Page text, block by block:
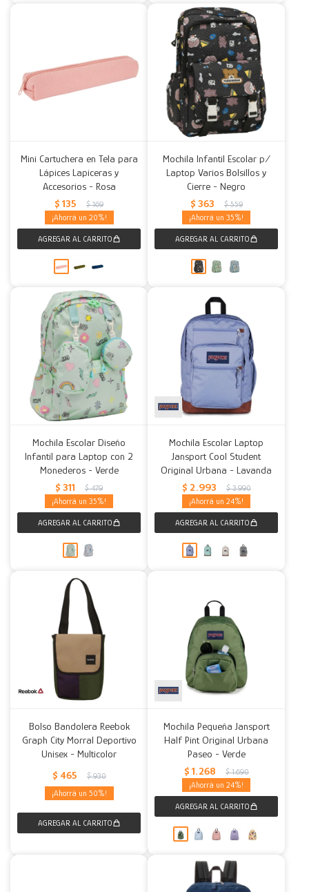
Mini Cartuchera en Tela para
Lápices Lapiceras y
Accesorios - Rosa
$ 135 $ 169
20
Mochila Infantil Escolar p/
Laptop Varios Bolsillos y
Cierre - Negro
$ 363 $ 559
35
Mochila Escolar Diseño
Infantil para Laptop con 2
Monederos - Verde
$ 311 $ 479
35
Mochila Escolar Laptop
Jansport Cool Student
Original Urbana - Lavanda
$ 2.993 $ 3.990
24
Bolso Bandolera Reebok
Graph City Morral Deportivo
Unisex - Multicolor
$ 465 $ 930
50
Mochila Pequeña Jansport
Half Pint Original Urbana
Paseo - Verde
$ 1.268 $ 1.690
24